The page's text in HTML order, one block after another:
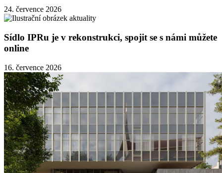
24. července 2026
Sídlo IPRu je v rekonstrukci, spojit se s námi můžete
online
16. července 2026